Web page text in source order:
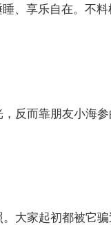
、享乐自在。不
反而靠朋友小海
大家起初都被它